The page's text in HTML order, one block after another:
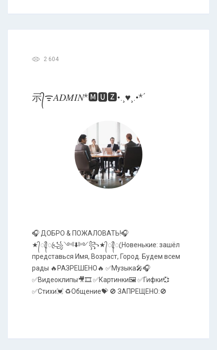
2 604
⽰᭄ᯤ𝐴𝐷𝑀𝐼𝑁*🅼🆄🆉•.¸♥¸.•*´
🎧 ДОБРО & ПОЖАЛОВАТЬ!🎧
★᭄ꦿ᭄ꦿ꧁༺⬇️༻꧂★᭄ꦿ᭄ꦿ Новенькие: зашёл
представься Имя, Возраст, Город. Будем всем
рады 🔥РАЗРЕШЕНО🔥 ✅Музыка🎤🎧
✅Видеоклипы🎥🎞️ ✅Картинки🖼️ ✅Гифки💞
✅Стихи💓 ♻️Общение💝 🚫 ЗАПРЕЩЕНО:🚫